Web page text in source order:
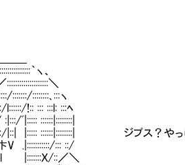
｀ヽ、
＼
::::::::､:::ヽ
l::::::/!:: ::: :::l: :::ﾍ
ﾞ|::::: ::::::|::::::::|
|:/|::| |::::: ::::::|::::::::| ジプス？やっ
V .|:::::::::::/::: ::/
ｃl |:::::::Ｘ/::／＼